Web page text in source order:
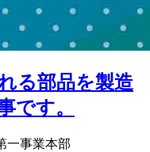
る部品を製造
です。
一事業本部